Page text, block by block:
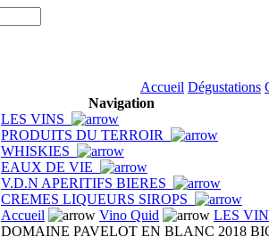
Accueil Dégustations
Navigation
LES VINS
PRODUITS DU TERROIR
WHISKIES
EAUX DE VIE
V.D.N APERITIFS BIERES
CREMES LIQUEURS SIROPS
Accueil
Vino Quid
LES
DOMAINE PAVELOT EN BLANC 2018